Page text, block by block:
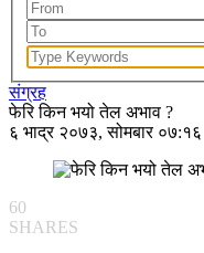
संग्रह
फेरि किन भयो तेल अभाव ?
६ भाद्र २०७३, सोमबार ०७:१६
60
SHARES